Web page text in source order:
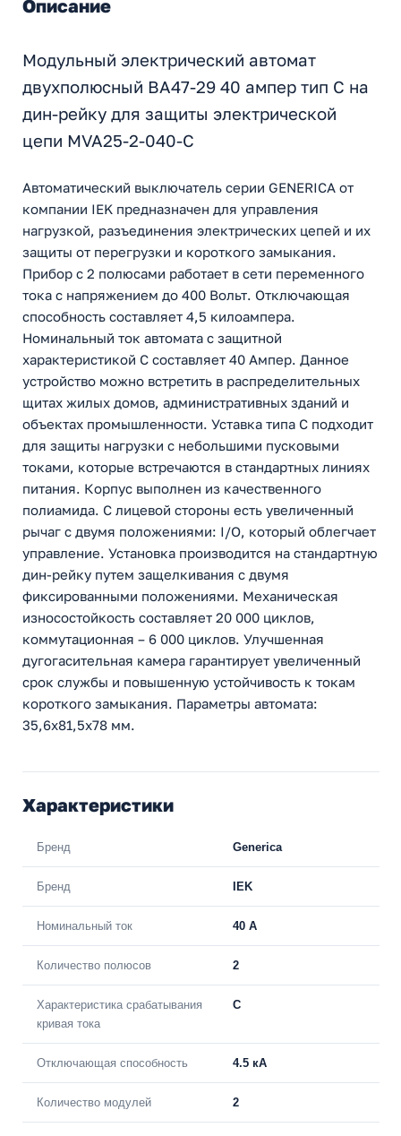
Описание
Модульный электрический автомат
двухполюсный ВА47-29 40 ампер тип С на
дин-рейку для защиты электрической
цепи MVA25-2-040-C
Автоматический выключатель серии GENERICA от
компании IEK предназначен для управления
нагрузкой, разъединения электрических цепей и их
защиты от перегрузки и короткого замыкания.
Прибор с 2 полюсами работает в сети переменного
тока с напряжением до 400 Вольт. Отключающая
способность составляет 4,5 килоампера.
Номинальный ток автомата с защитной
характеристикой С составляет 40 Ампер. Данное
устройство можно встретить в распределительных
щитах жилых домов, административных зданий и
объектах промышленности. Уставка типа С подходит
для защиты нагрузки с небольшими пусковыми
токами, которые встречаются в стандартных линиях
питания. Корпус выполнен из качественного
полиамида. С лицевой стороны есть увеличенный
рычаг с двумя положениями: I/O, который облегчает
управление. Установка производится на стандартную
дин-рейку путем защелкивания с двумя
фиксированными положениями. Механическая
износостойкость составляет 20 000 циклов,
коммутационная – 6 000 циклов. Улучшенная
дугогасительная камера гарантирует увеличенный
срок службы и повышенную устойчивость к токам
короткого замыкания. Параметры автомата:
35,6х81,5х78 мм.
Характеристики
Бренд Generica
Бренд IEK
Номинальный ток 40 A
Количество полюсов 2
Характеристика срабатывания
кривая тока
C
Отключающая способность 4.5 кА
Количество модулей 2